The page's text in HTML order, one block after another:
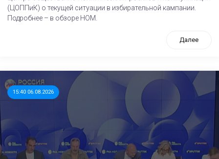
(ЦОППиК) о текущей ситуации в избирательной кампании.
Подробнее – в обзоре НОМ.
Далее
15:40 06.08.2026